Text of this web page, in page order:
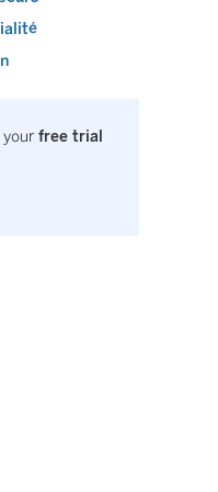
yourfree trial